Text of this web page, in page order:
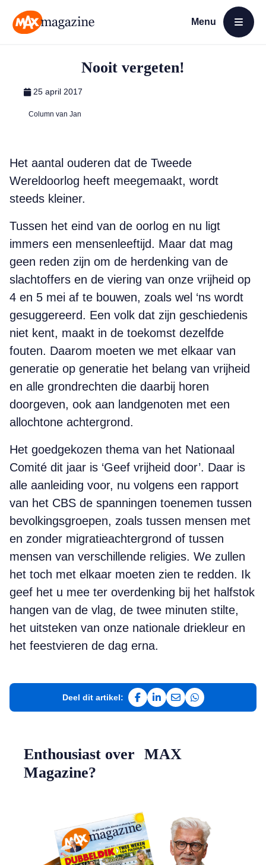
Menu
Open menu
Nooit vergeten!
25 april 2017
Column van Jan
Het aantal ouderen dat de Tweede
Wereldoorlog heeft meegemaakt, wordt
steeds kleiner.
Tussen het eind van de oorlog en nu ligt
immers een mensenleeftijd. Maar dat mag
geen reden zijn om de herdenking van de
slachtoffers en de viering van onze vrijheid op
4 en 5 mei af te bouwen, zoals wel ‘ns wordt
gesuggereerd. Een volk dat zijn geschiedenis
niet kent, maakt in de toekomst dezelfde
fouten. Daarom moeten we met elkaar van
generatie op generatie het belang van vrijheid
en alle grondrechten die daarbij horen
doorgeven, ook aan landgenoten met een
allochtone achtergrond.
Het goedgekozen thema van het Nationaal
Comité dit jaar is ‘Geef vrijheid door’. Daar is
alle aanleiding voor, nu volgens een rapport
van het CBS de spanningen toenemen tussen
bevolkingsgroepen, zoals tussen mensen met
en zonder migratieachtergrond of tussen
mensen van verschillende religies. We zullen
het toch met elkaar moeten zien te redden. Ik
geef het u mee ter overdenking bij het halfstok
hangen van de vlag, de twee minuten stilte,
het uitsteken van onze nationale driekleur en
het feestvieren de dag erna.
Deel dit artikel:
Deel op Facebook
Deel op LinkedIn
Deel via e-mail
Deel via
Enthousiast over MAX
Magazine?